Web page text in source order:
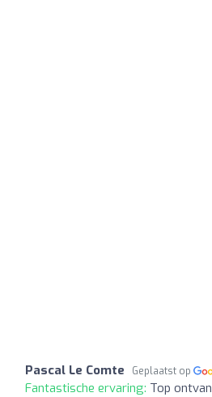
Pascal Le Comte Geplaatst op
Fantastische ervaring: Top